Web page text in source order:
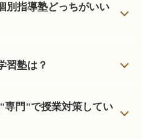
別指導塾どっちがいい
習塾は？
"専門"で授業対策してい